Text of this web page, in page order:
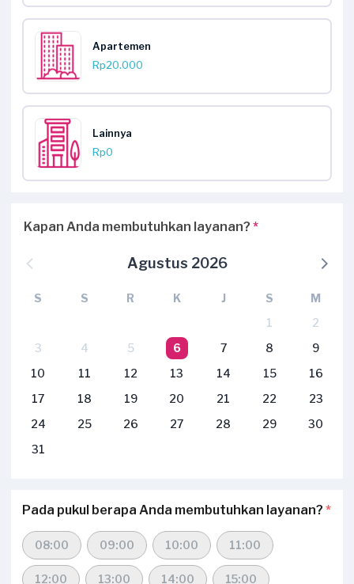
Apartemen
Rp20.000
Lainnya
Rp0
Kapan Anda membutuhkan layanan? *
Agustus 2026
S S R K J S
M
1
2
3
4 5 6 7 8
9
10
11 12 13 14 15
16
17
18 19 20 21 22
23
24
25 26 27 28 29
30
31
Pada pukul berapa Anda membutuhkan layanan? *
08:00 09:00 10:00 11:00
12:00 13:00 14:00 15:00